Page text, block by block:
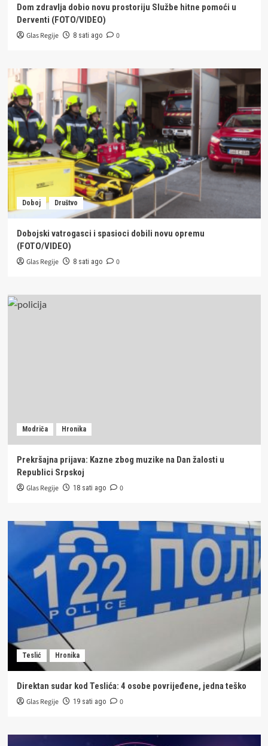
Dom zdravlja dobio novu prostoriju Službe hitne pomoći u
Derventi (FOTO/VIDEO)
Glas Regije 8 sati ago 0
Doboj Društvo
Dobojski vatrogasci i spasioci dobili novu opremu
(FOTO/VIDEO)
Glas Regije 8 sati ago 0
Modriča Hronika
Prekršajna prijava: Kazne zbog muzike na Dan žalosti u
Republici Srpskoj
Glas Regije 18 sati ago 0
Teslić Hronika
Direktan sudar kod Teslića: 4 osobe povrijeđene, jedna teško
Glas Regije 19 sati ago 0